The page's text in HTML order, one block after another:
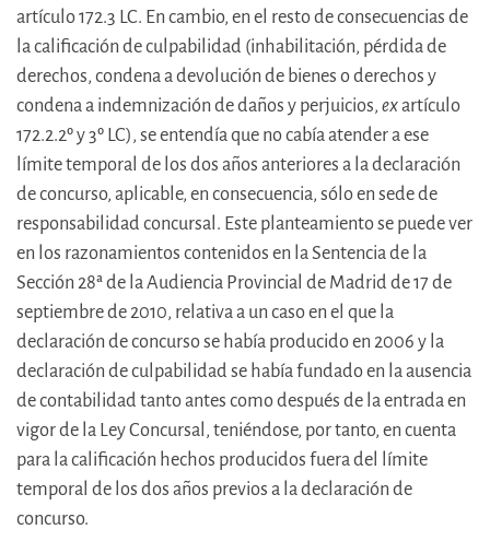
artículo 172.3 LC. En cambio, en el resto de consecuencias de
la calificación de culpabilidad (inhabilitación, pérdida de
derechos, condena a devolución de bienes o derechos y
condena a indemnización de daños y perjuicios, exartículo
172.2.2º y 3º LC), se entendía que no cabía atender a ese
límite temporal de los dos años anteriores a la declaración
de concurso, aplicable, en consecuencia, sólo en sede de
responsabilidad concursal. Este planteamiento se puede ver
en los razonamientos contenidos en la Sentencia de la
Sección 28ª de la Audiencia Provincial de Madrid de 17 de
septiembre de 2010, relativa a un caso en el que la
declaración de concurso se había producido en 2006 y la
declaración de culpabilidad se había fundado en la ausencia
de contabilidad tanto antes como después de la entrada en
vigor de la Ley Concursal, teniéndose, por tanto, en cuenta
para la calificación hechos producidos fuera del límite
temporal de los dos años previos a la declaración de
concurso.